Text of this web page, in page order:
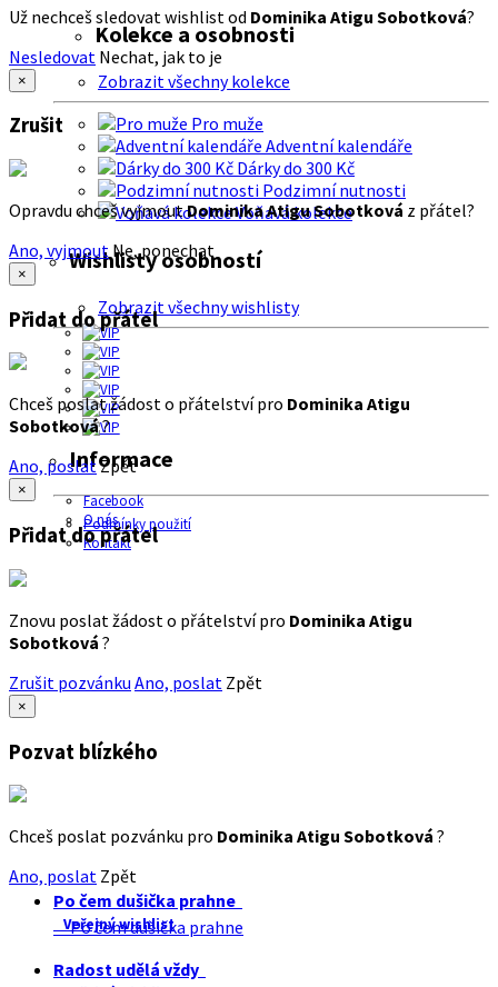
Kolekce a osobnosti
Zobrazit všechny kolekce
Pro muže
Adventní kalendáře
Dárky do 300 Kč
Podzimní nutnosti
Voňavá kolekce
Wishlisty osobností
Zobrazit všechny wishlisty
Informace
Facebook
O nás
Podmínky použití
Kontakt
Už nechceš sledovat wishlist od Dominika Atigu Sobotková?
Nesledovat Nechat, jak to je
×
Zrušit
Opravdu chceš vyjmoutDominika Atigu Sobotková z přátel?
Ano, vyjmout Ne, ponechat
×
Přidat do přátel
Chceš poslat žádost o přátelství pro Dominika Atigu
Sobotková?
Ano, poslatZpět
×
Přidat do přátel
Znovu poslat žádost o přátelství pro Dominika Atigu
Sobotková ?
Zrušit pozvánku Ano, poslat Zpět
×
Pozvat blízkého
Chceš poslat pozvánku pro Dominika Atigu Sobotková ?
Ano, poslat Zpět
Po čem dušička prahne
Veřejný wishlist
Po čem dušička prahne
Radost udělá vždy